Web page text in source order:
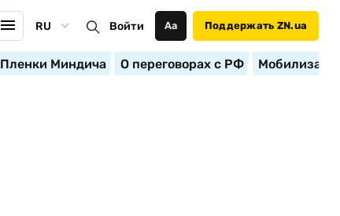
RU Войти Аа Поддержать ZN.ua
Пленки Миндича О переговорах с РФ